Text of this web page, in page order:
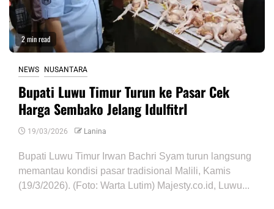
2 min read
NEWS NUSANTARA
Bupati Luwu Timur Turun ke Pasar Cek
Harga Sembako Jelang IdulfitrI
19/03/2026 Lanina
Bupati Luwu Timur Irwan Bachri Syam turun langsung
memantau kondisi pasar tradisional Malili, Kamis
(19/3/2026). (Foto: Warta Lutim) Majesty.co.id, Luwu...